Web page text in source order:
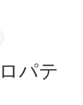
パテ